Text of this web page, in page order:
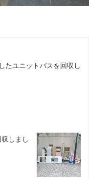
たユニットバスを回収し
しまし